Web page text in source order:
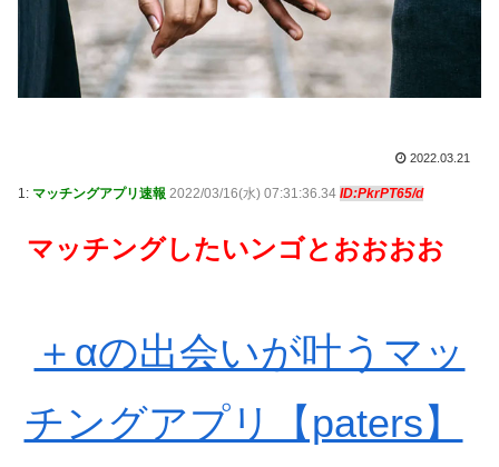
2022.03.21
1: マッチングアプリ速報 2022/03/16(水) 07:31:36.34 ID:PkrPT65/d
マッチングしたいンゴとおおおお
＋αの出会いが叶うマッ
チングアプリ【paters】